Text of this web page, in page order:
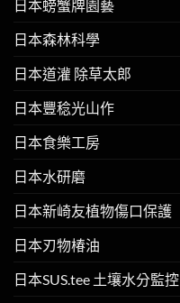
日本螃蟹牌園藝
日本森林科學
日本道灌 除草太郎
日本豐稔光山作
日本食樂工房
日本水研磨
日本新崎友植物傷口保護
日本刃物椿油
日本SUS.tee 土壤水分監控